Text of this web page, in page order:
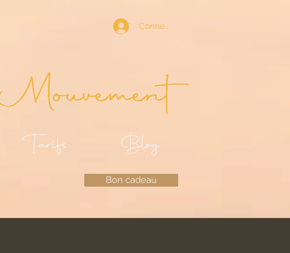
Connexion
Tarifs Blog
Bon cadeau